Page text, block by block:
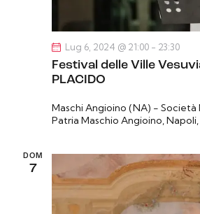
Festival delle Ville
PLACIDO
Lug 6, 2024 @ 21:00 - 23:30
Maschi Angioino (NA) -
Patria Maschio Angioino,
DOM
7